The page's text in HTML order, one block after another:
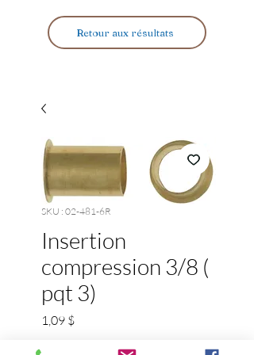
Retour aux résultats
SKU : 02-481-6R
Insertion
compression 3/8 (
pqt 3)
1,09 $Prix
0 person viewing